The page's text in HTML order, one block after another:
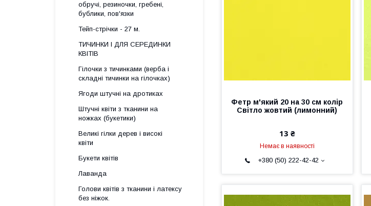
Фетр м'який 20 на 30 см колір
Світло жовтий (лимонний)
13 ₴
Немає в наявності
+380 (50) 222-42-42
обручі, резиночки, гребені,
бублики, пов'язки
Тейп-стрічки - 27 м.
ТИЧИНКИ І ДЛЯ СЕРЕДИНКИ
КВІТІВ
Гілочки з тичинками (верба і
складні тичинки на гілочках)
Ягоди штучні на дротиках
Штучні квіти з тканини на
ножках (букетики)
Великі гілки дерев і високі
квіти
Букети квітів
Лаванда
Голови квітів з тканини і латексу
без ніжок.